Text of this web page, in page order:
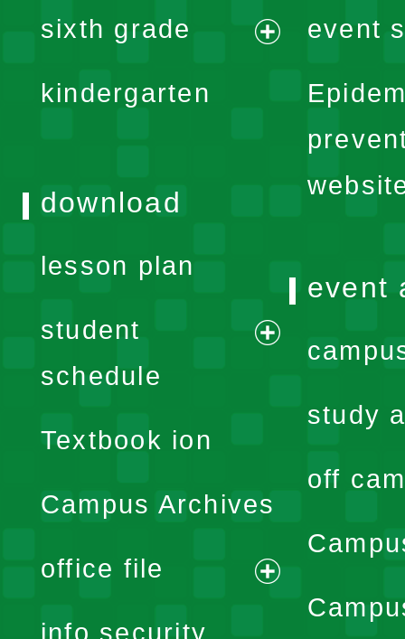
menu
sixth grade
kindergarten
event
download
lesson plan
student
schedule
expand
menu
Textbook ion
Campus Archives
office file
expand
info security
event
study
off